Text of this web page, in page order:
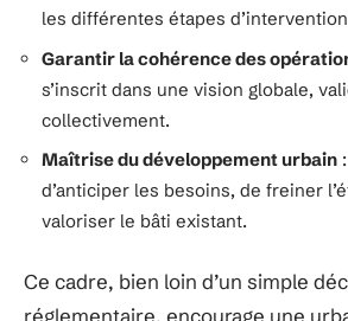
les différentes étapes
Garantir la cohérence des
s’inscrit dans une vision globale,
collectivement.
Maîtrise du développement urbain
d’anticiper les besoins, de freiner
valoriser le bâti existant.
Ce cadre, bien loin d’un simple
réglementaire, encourage une